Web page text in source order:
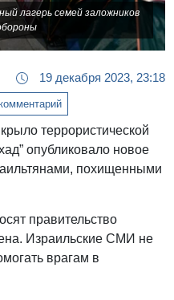
лагерь семей заложников
19 декабря 2023, 23:18
террористической
опубликовало новое
похищенными
правительство
Израильские СМИ не
врагам в